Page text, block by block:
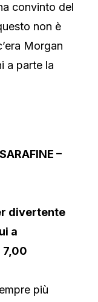
convinto del
non è
Morgan
a parte la
SARAFINE –
divertente
a
7,00
più